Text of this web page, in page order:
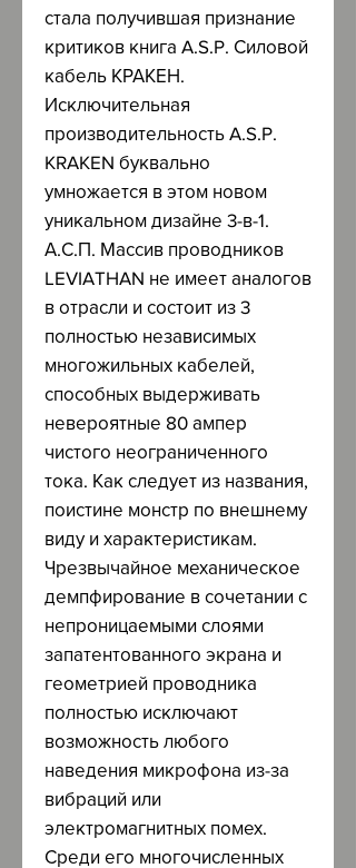
стала получившая признание
критиков книга A.S.P. Силовой
кабель КРАКЕН.
Исключительная
производительность A.S.P.
KRAKEN буквально
умножается в этом новом
уникальном дизайне 3-в-1.
А.С.П. Массив проводников
LEVIATHAN не имеет аналогов
в отрасли и состоит из 3
полностью независимых
многожильных кабелей,
способных выдерживать
невероятные 80 ампер
чистого неограниченного
тока. Как следует из названия,
поистине монстр по внешнему
виду и характеристикам.
Чрезвычайное механическое
демпфирование в сочетании с
непроницаемыми слоями
запатентованного экрана и
геометрией проводника
полностью исключают
возможность любого
наведения микрофона из-за
вибраций или
электромагнитных помех.
Среди его многочисленных